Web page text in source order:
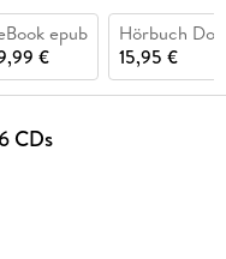
epub
€
Hörbuch
15,95 €
CDs